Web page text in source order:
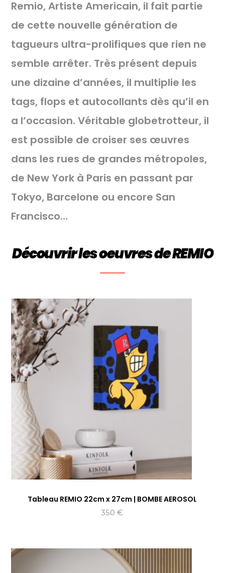
Remio, Artiste Americain, il fait partie
de cette nouvelle génération de
tagueurs ultra-prolifiques que rien ne
semble arrêter. Très présent depuis
une dizaine d’années, il multiplie les
tags, flops et autocollants dès qu’il en
a l’occasion. Véritable globetrotteur, il
est possible de croiser ses œuvres
dans les rues de grandes métropoles,
de New York à Paris en passant par
Tokyo, Barcelone ou encore San
Francisco…
Découvrir les oeuvres de REMIO
Tableau REMIO 22cm x 27cm | BOMBE AEROSOL
350€